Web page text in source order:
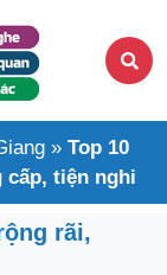
» Top 10
cấp, tiện nghi
rãi,